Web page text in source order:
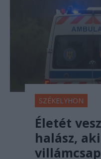
SZÉKELYHON
Életét
halász,